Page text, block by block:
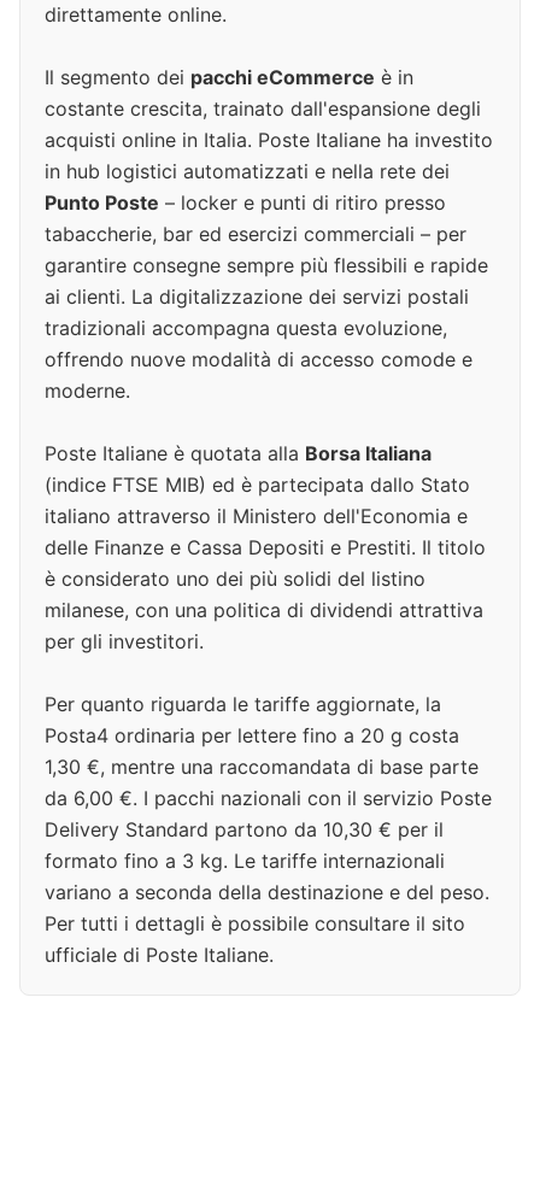
direttamente online.
Il segmento dei pacchi eCommerce è in
costante crescita, trainato dall'espansione degli
acquisti online in Italia. Poste Italiane ha investito
in hub logistici automatizzati e nella rete dei
Punto Poste – locker e punti di ritiro presso
tabaccherie, bar ed esercizi commerciali – per
garantire consegne sempre più flessibili e rapide
ai clienti. La digitalizzazione dei servizi postali
tradizionali accompagna questa evoluzione,
offrendo nuove modalità di accesso comode e
moderne.
Poste Italiane è quotata alla Borsa Italiana
(indice FTSE MIB) ed è partecipata dallo Stato
italiano attraverso il Ministero dell'Economia e
delle Finanze e Cassa Depositi e Prestiti. Il titolo
è considerato uno dei più solidi del listino
milanese, con una politica di dividendi attrattiva
per gli investitori.
Per quanto riguarda le tariffe aggiornate, la
Posta4 ordinaria per lettere fino a 20 g costa
1,30 €, mentre una raccomandata di base parte
da 6,00 €. I pacchi nazionali con il servizio Poste
Delivery Standard partono da 10,30 € per il
formato fino a 3 kg. Le tariffe internazionali
variano a seconda della destinazione e del peso.
Per tutti i dettagli è possibile consultare il sito
ufficiale di Poste Italiane.